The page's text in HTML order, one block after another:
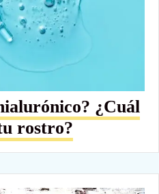
¿Cuál
rostro?